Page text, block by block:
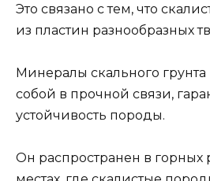
Это связано с тем, что
из пластин разнообразных
Минералы скального
собой в прочной связи,
устойчивость породы.
Он распространен в горных